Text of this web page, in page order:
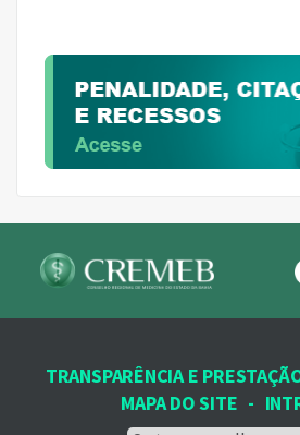
TRANSPARÊNCIA E
MAPA DO SITE -